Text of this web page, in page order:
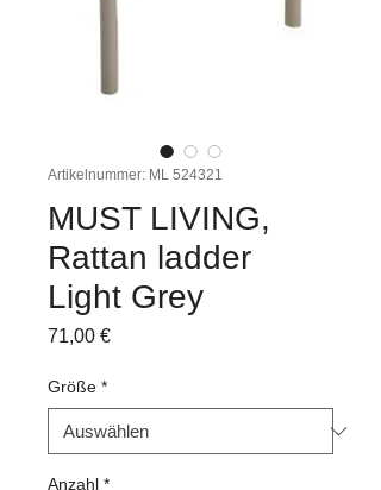
Artikelnummer: ML 524321
MUST LIVING,
Rattan ladder
Light Grey
71,00 €Preis
Größe *
Anzahl *